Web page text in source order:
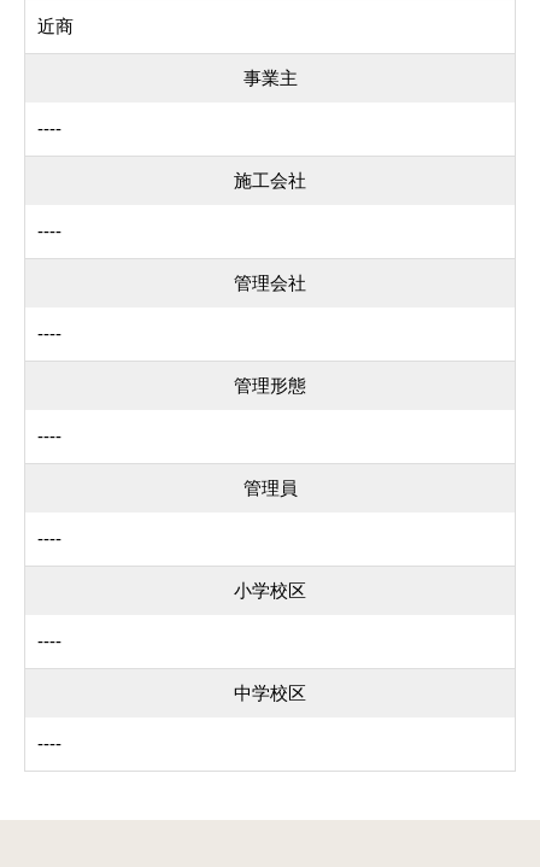
近商
事業主
----
施工会社
----
管理会社
----
管理形態
----
管理員
----
小学校区
----
中学校区
----